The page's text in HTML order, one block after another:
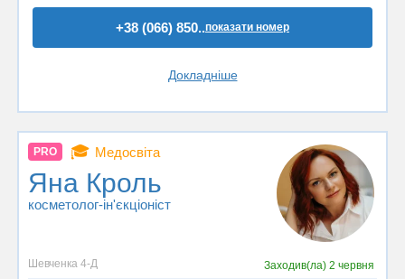
+38 (066) 850..показати номер
Докладніше
PRO 🎓 Медосвіта
Яна Кроль
косметолог-ін'єкціоніст
Шевченка 4-Д Заходив(ла) 2 червня